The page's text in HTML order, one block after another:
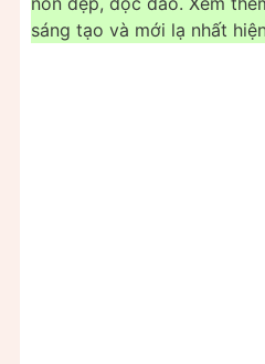
sáng tạo và mới lạ nhất